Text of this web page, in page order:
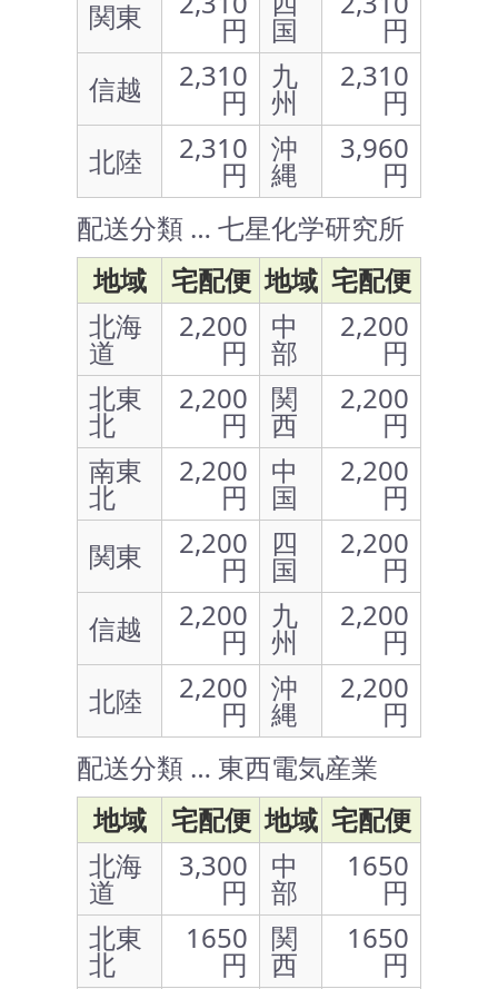
関東
円 国
円
信越
2,310
円
九
州
2,310
円
北陸
2,310
円
沖
縄
3,960
円
配送分類 … 七星化学研究所
地域
宅配便 地域 宅配便
北海
道
2,200
円
中
部
2,200
円
北東
北
2,200
円
関
西
2,200
円
南東
北
2,200
円
中
国
2,200
円
関東
2,200
円
四
国
2,200
円
信越
2,200
円
九
州
2,200
円
北陸
2,200
円
沖
縄
2,200
円
配送分類 … 東西電気産業
地域
宅配便 地域 宅配便
北海
道
3,300
円
中
部
1650
円
北東
北
1650
円
関
西
1650
円